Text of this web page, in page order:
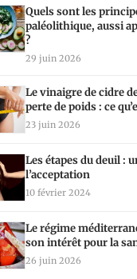
Quels sont les
paléolithique, aussi
?
29 juin 2026
Le vinaigre de cidre
perte de poids : ce
23 juin 2026
Les étapes du deuil :
l’acceptation
10 février 2024
Le régime
son intérêt pour la
26 juin 2026